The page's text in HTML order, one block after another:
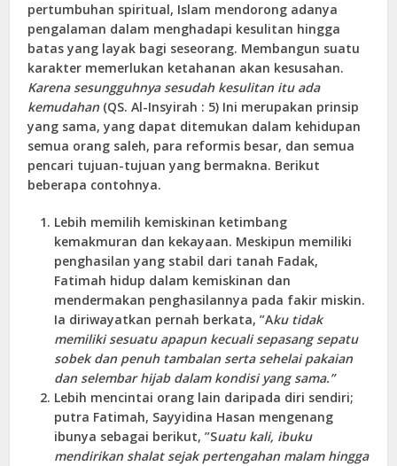
pertumbuhan spiritual, Islam mendorong adanya
pengalaman dalam menghadapi kesulitan hingga
batas yang layak bagi seseorang. Membangun suatu
karakter memerlukan ketahanan akan kesusahan.
Karena sesungguhnya sesudah kesulitan itu ada
kemudahan (QS. Al-Insyirah : 5) Ini merupakan prinsip
yang sama, yang dapat ditemukan dalam kehidupan
semua orang saleh, para reformis besar, dan semua
pencari tujuan-tujuan yang bermakna. Berikut
beberapa contohnya.
Lebih memilih kemiskinan ketimbang
kemakmuran dan kekayaan. Meskipun memiliki
penghasilan yang stabil dari tanah Fadak,
Fatimah hidup dalam kemiskinan dan
mendermakan penghasilannya pada fakir miskin.
Ia diriwayatkan pernah berkata, ”Aku tidak
memiliki sesuatu apapun kecuali sepasang sepatu
sobek dan penuh tambalan serta sehelai pakaian
dan selembar hijab dalam kondisi yang sama.”
Lebih mencintai orang lain daripada diri sendiri;
putra Fatimah, Sayyidina Hasan mengenang
ibunya sebagai berikut, ”Suatu kali, ibuku
mendirikan shalat sejak pertengahan malam hingga